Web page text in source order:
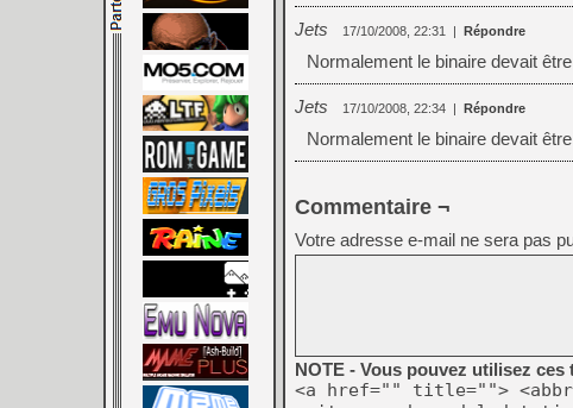
Jets 17/10/2008, 22:31 | Répondre
Normalement le binaire devait
Jets 17/10/2008, 22:34 | Répondre
Normalement le binaire devait
Commentaire ¬
Votre adresse e-mail ne sera pas
NOTE - Vous pouvez utilisez
<a href="" title="">